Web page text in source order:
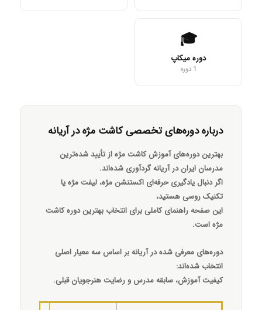
🎓
دوره میکاپ
1 دوره
درباره دوره‌های تخصصی کاشت مژه در آریانه
بهترین دوره‌های آموزش کاشت مژه از تأیید شده‌ترین
مدرسان ایران در آریانه گردآوری شده‌اند.
اگر دنبال یادگیری حرفه‌ای اکستنشن مژه، لیفت مژه یا
تکنیک روسی هستید،
این صفحه راهنمای کاملی برای انتخاب بهترین دوره کاشت
مژه است.
دوره‌های معرفی شده در آریانه بر اساس سه معیار اصلی
انتخاب شده‌اند:
کیفیت آموزش، سابقه مدرس و رضایت هنرجویان قبلی.